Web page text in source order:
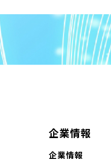
企業情報
企業情報